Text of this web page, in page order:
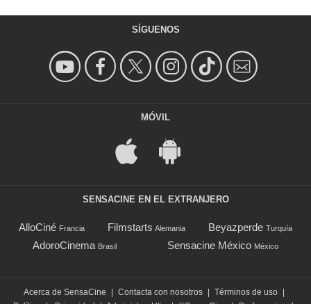
SÍGUENOS
MÓVIL
SENSACINE EN EL EXTRANJERO
AlloCiné Francia Filmstarts Alemania Beyazperde Turquía
AdoroCinema Brasil Sensacine México México
Acerca de SensaCine Contacta con nosotros Términos de uso